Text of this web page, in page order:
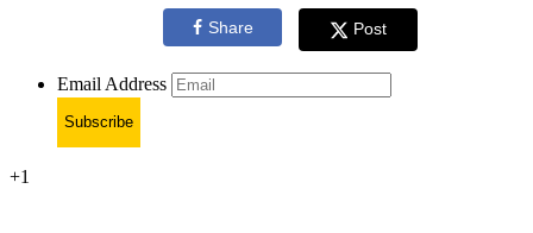
Share Post
Email Address
Subscribe
+1